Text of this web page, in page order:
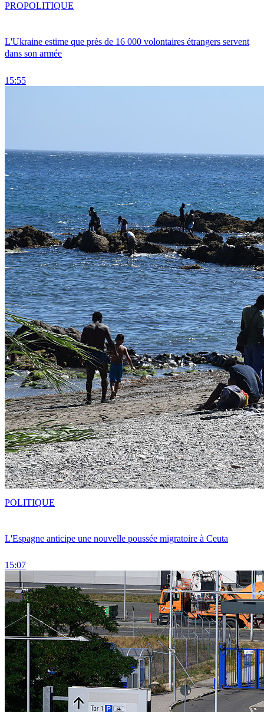
L'Ukraine estime que près de 16 000 volontaires étrangers servent
dans son armée
15:55
PROPOLITIQUE
L'Espagne anticipe une nouvelle poussée migratoire à Ceuta
15:07
POLITIQUE